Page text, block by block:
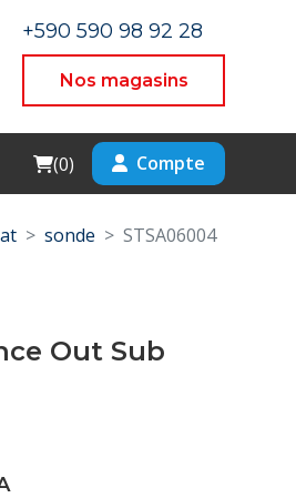
+590 590 98 92 28
Nos magasins
Cart
(0) Compte
sonde STSA06004
Out Sub